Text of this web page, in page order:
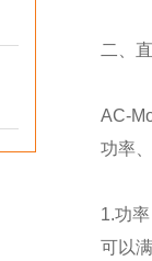
二、
AC-
功率
1.功
可以